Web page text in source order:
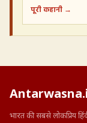
पूरी कहानी →
भारत की सबसे लोकप्रिय